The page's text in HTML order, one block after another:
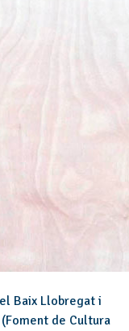
Baix Llobregat i
de Cultura